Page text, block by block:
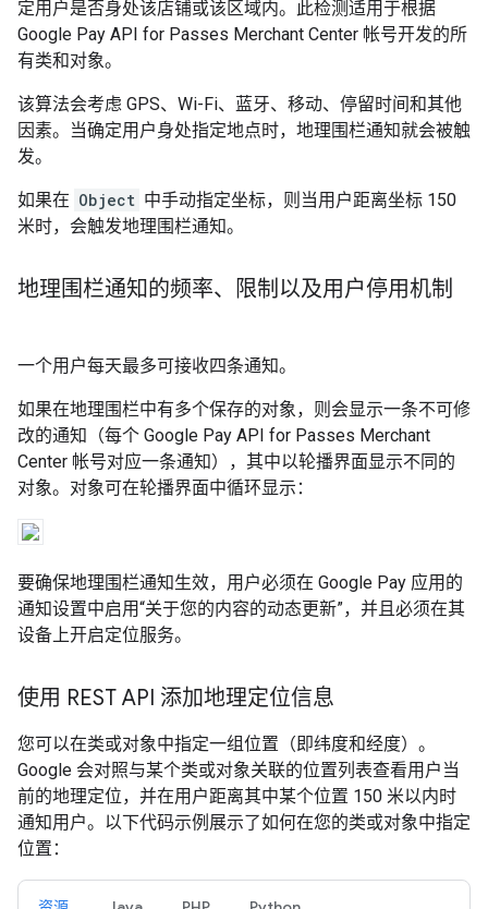
定用户是否身处该店铺或该区域内。此检测适用于根据
Google Pay API for Passes Merchant Center 帐号开发的所
有类和对象。
该算法会考虑 GPS、Wi-Fi、蓝牙、移动、停留时间和其他
因素。当确定用户身处指定地点时，地理围栏通知就会被触
发。
如果在 Object 中手动指定坐标，则当用户距离坐标 150
米时，会触发地理围栏通知。
地理围栏通知的频率、限制以及用户停用机制
一个用户每天最多可接收四条通知。
如果在地理围栏中有多个保存的对象，则会显示一条不可修
改的通知（每个 Google Pay API for Passes Merchant
Center 帐号对应一条通知），其中以轮播界面显示不同的
对象。对象可在轮播界面中循环显示：
要确保地理围栏通知生效，用户必须在 Google Pay 应用的
通知设置中启用“关于您的内容的动态更新”，并且必须在其
设备上开启定位服务。
使用 REST API 添加地理定位信息
您可以在类或对象中指定一组位置（即纬度和经度）。
Google 会对照与某个类或对象关联的位置列表查看用户当
前的地理定位，并在用户距离其中某个位置 150 米以内时
通知用户。以下代码示例展示了如何在您的类或对象中指定
位置：